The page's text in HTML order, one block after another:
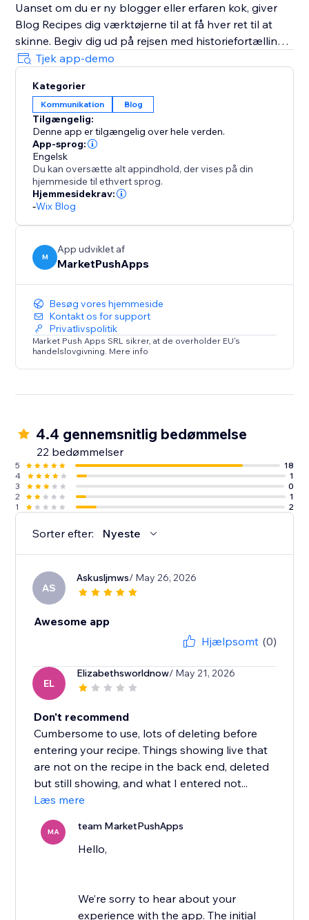
Uanset om du er ny blogger eller erfaren kok, giver
Blog Recipes dig værktøjerne til at få hver ret til at
skinne. Begiv dig ud på rejsen med historiefortælling
gennem mad, og se din blog vokse med opskrifter,
der ser lige så gode ud, som de smager.
Tjek app-demo
Kategorier
Kommunikation Blog
Tilgængelig:
Denne app er tilgængelig over hele verden.
App-sprog:
Engelsk
Du kan oversætte alt appindhold, der vises på din
hjemmeside til ethvert sprog.
Hjemmesidekrav:
-Wix Blog
M
App udviklet af
MarketPushApps
Besøg vores hjemmeside
Kontakt os for support
Privatlivspolitik
Market Push Apps SRL sikrer, at de overholder EU's
handelslovgivning. Mere info
4.4 gennemsnitlig bedømmelse
22 bedømmelser
5
18
4
1
3
0
2
1
1
2
Sorter efter: Nyeste
AS
Askusljmws/ May 26, 2026
Awesome app
Hjælpsomt (0)
EL
Elizabethsworldnow/ May 21, 2026
Don't recommend
Cumbersome to use, lots of deleting before
entering your recipe. Things showing live that
are not on the recipe in the back end, deleted
but still showing, and what I entered not...
Læs mere
MA team MarketPushApps
Hello,
We’re sorry to hear about your
experience with the app. The initial